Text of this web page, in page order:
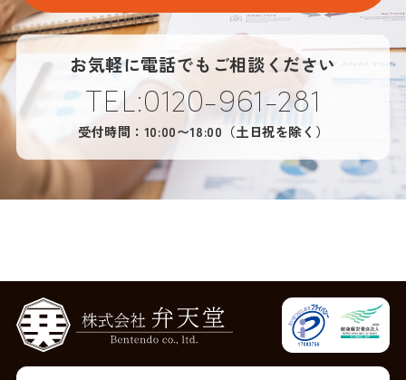
お気軽に電話でもご相談ください
TEL:0120-961-281
受付時間：10:00〜18:00（土日祝を除く）